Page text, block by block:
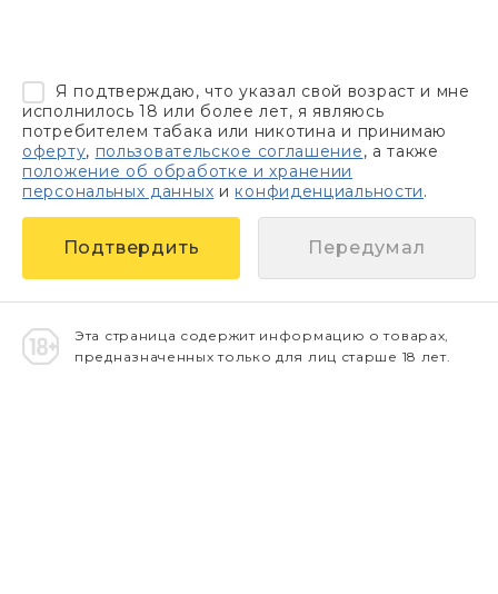
Я подтверждаю, что указал свой возраст и мне
исполнилось 18 или более лет, я являюсь
потребителем табака или никотина и принимаю
оферту, пользовательское соглашение, а также
положение об обработке и хранении
персональных данных и конфиденциальности.
Передумал
Эта страница содержит информацию о товарах,
предназначенных только для лиц старше 18 лет.